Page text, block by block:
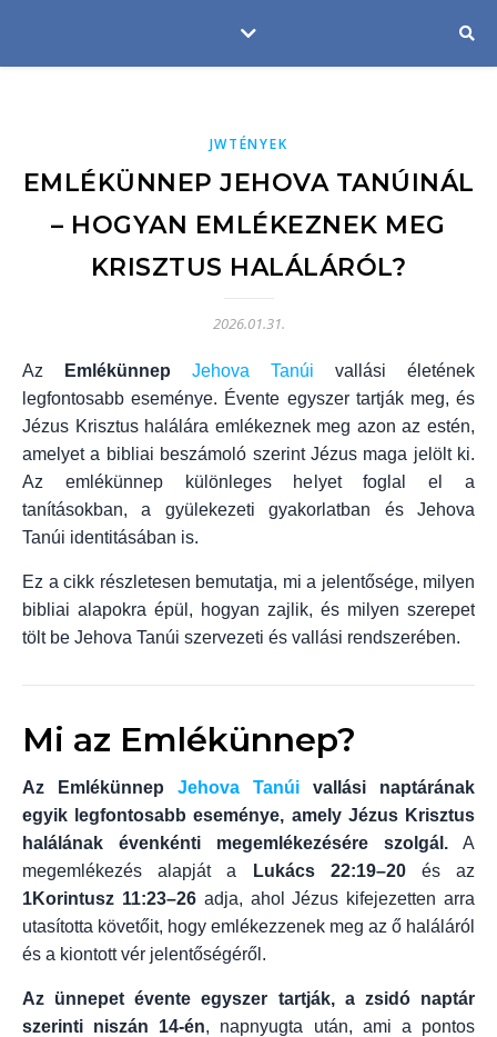
JWTÉNYEK
EMLÉKÜNNEP JEHOVA TANÚINÁL
– HOGYAN EMLÉKEZNEK MEG
KRISZTUS HALÁLÁRÓL?
2026.01.31.
Az Emlékünnep Jehova Tanúi vallási életének
legfontosabb eseménye. Évente egyszer tartják meg, és
Jézus Krisztus halálára emlékeznek meg azon az estén,
amelyet a bibliai beszámoló szerint Jézus maga jelölt ki.
Az emlékünnep különleges helyet foglal el a
tanításokban, a gyülekezeti gyakorlatban és Jehova
Tanúi identitásában is.
Ez a cikk részletesen bemutatja, mi a jelentősége, milyen
bibliai alapokra épül, hogyan zajlik, és milyen szerepet
tölt be Jehova Tanúi szervezeti és vallási rendszerében.
Mi az Emlékünnep?
Az Emlékünnep Jehova Tanúi vallási naptárának
egyik legfontosabb eseménye, amely Jézus Krisztus
halálának évenkénti megemlékezésére szolgál. A
megemlékezés alapját a
Lukács 22:19–20és az
1Korintusz 11:23–26adja, ahol Jézus kifejezetten arra
utasította követőit, hogy emlékezzenek meg az ő haláláról
és a kiontott vér jelentőségéről.
Az ünnepet évente egyszer tartják, a zsidó naptár
szerinti niszán 14-én, napnyugta után, ami a pontos